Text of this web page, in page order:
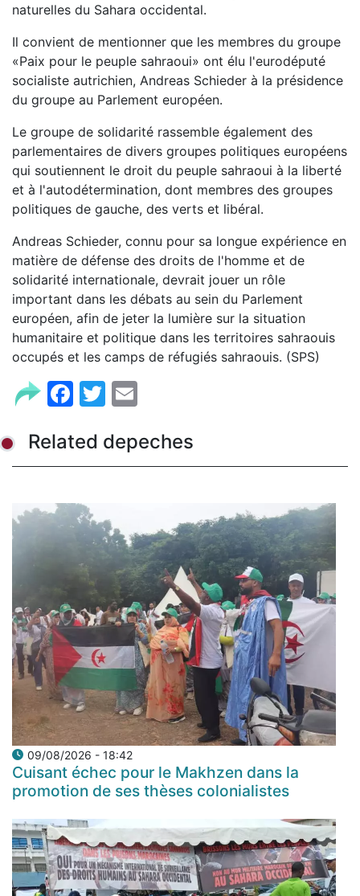
naturelles du Sahara occidental.
Il convient de mentionner que les membres du groupe
«Paix pour le peuple sahraoui» ont élu l'eurodéputé
socialiste autrichien, Andreas Schieder à la présidence
du groupe au Parlement européen.
Le groupe de solidarité rassemble également des
parlementaires de divers groupes politiques européens
qui soutiennent le droit du peuple sahraoui à la liberté
et à l'autodétermination, dont membres des groupes
politiques de gauche, des verts et libéral.
Andreas Schieder, connu pour sa longue expérience en
matière de défense des droits de l'homme et de
solidarité internationale, devrait jouer un rôle
important dans les débats au sein du Parlement
européen, afin de jeter la lumière sur la situation
humanitaire et politique dans les territoires sahraouis
occupés et les camps de réfugiés sahraouis. (SPS)
Facebook
Twitter
Related depeches
09/08/2026 - 18:42
Cuisant échec pour le Makhzen dans la
promotion de ses thèses colonialistes